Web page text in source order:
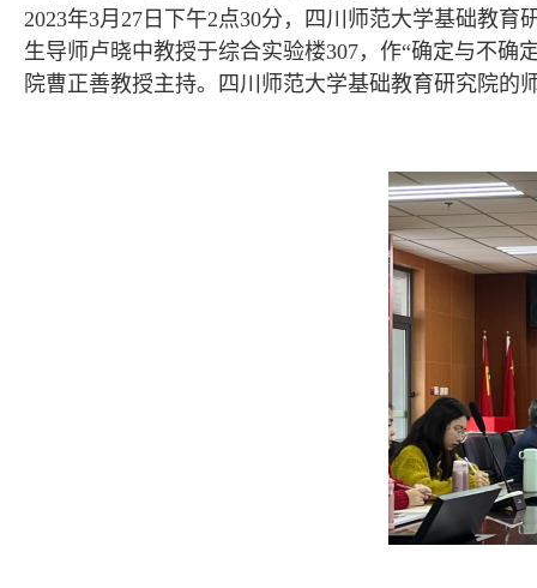
2023年3月27日下午2点30分，四川师范大学基础教
生导师卢晓中教授于综合实验楼307，作“确定与不
院曹正善教授主持。四川师范大学基础教育研究院的